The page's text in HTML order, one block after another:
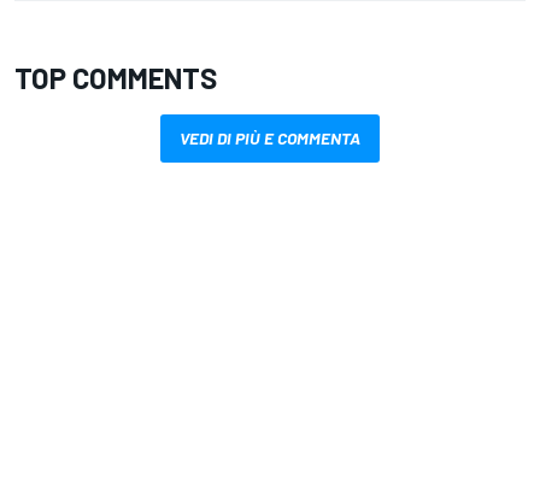
TOP COMMENTS
VEDI DI PIÙ E COMMENTA